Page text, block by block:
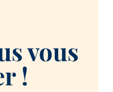
vous
!